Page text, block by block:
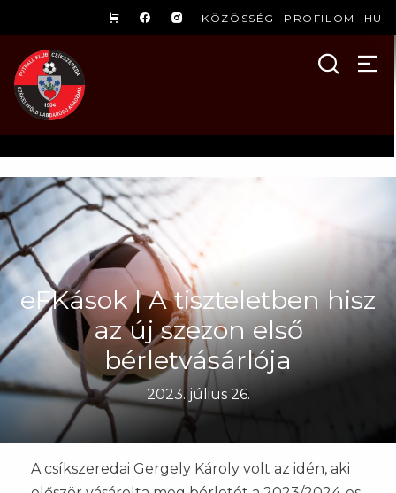
KÖZÖSSÉG PROFILOM HU
eFKások | A tiszteletben hisz
az új szezon első
bérletvásárlója
2023. július 26.
A csíkszeredai Gergely Károly volt az idén, aki